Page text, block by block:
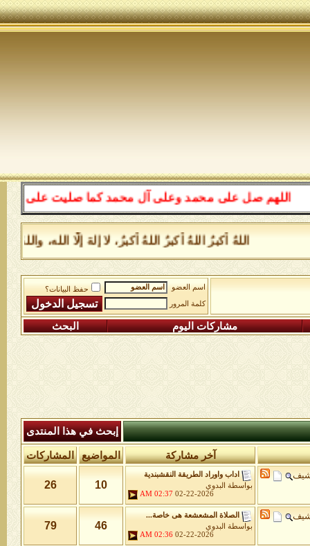
اللهم صل على محمد وعلى آل محمد كما صليت على إبراهيم
اللهُ أكبرُ اللهُ أكبرُ اللهُ أكبرُ، لا إلهَ إلَّا الله،
اسم العضو
حفظ البيانات؟
كلمة المرور
مشاركات اليوم البحث
إبحث في هذا المنتدى
آخر مشاركة المواضيع المشاركات
اداب واوراد الطريقة النقشبندية
بواسطة
البدوي
02-22-2026
02:37 AM
10
26
الصلاة المشعشعة هى خاصة...
بواسطة
البدوي
02-22-2026
02:36 AM
46
79